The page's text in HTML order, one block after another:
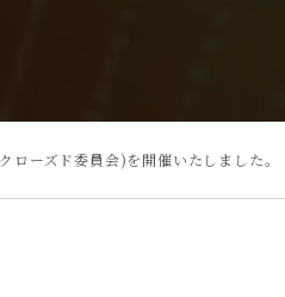
ーズド委員会)を開催いたしました。